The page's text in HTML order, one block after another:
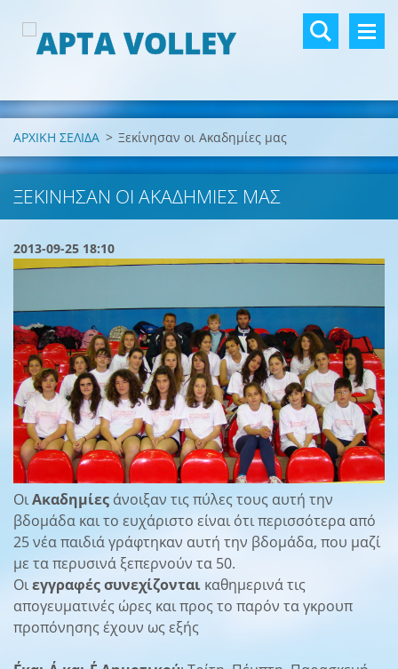
ΑΡΧΙΚΗ ΣΕΛΙΔΑ > Ξεκίνησαν οι Ακαδημίες μας
ΞΕΚΊΝΗΣΑΝ ΟΙ ΑΚΑΔΗΜΊΕΣ ΜΑΣ
2013-09-25 18:10
ΟιΑκαδημίες άνοιξαν τις πύλες τους αυτή την
βδομάδα και το ευχάριστο είναι ότι περισσότερα από
25 νέα παιδιά γράφτηκαν αυτή την βδομάδα, που μαζί
με τα περυσινά ξεπερνούν τα 50.
Οιεγγραφές συνεχίζονται καθημερινά τις
απογευματινές ώρες και προς το παρόν τα γκρουπ
προπόνησης έχουν ως εξής